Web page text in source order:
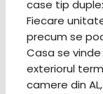
case tip
Fiecare
precum se
Casa se
exteriorul
camere din